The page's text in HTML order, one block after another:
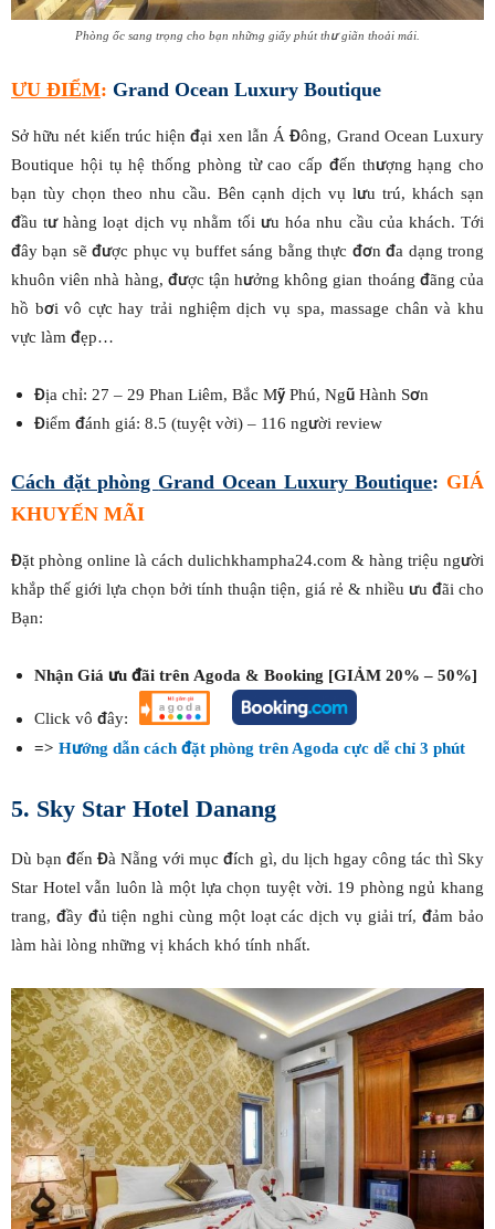
Phòng ốc sang trọng cho bạn những giấy phút thư giãn thoải mái.
ƯU ĐIỂM: Grand Ocean Luxury Boutique
Sở hữu nét kiến trúc hiện đại xen lẫn Á Đông, Grand Ocean Luxury
Boutique hội tụ hệ thống phòng từ cao cấp đến thượng hạng cho
bạn tùy chọn theo nhu cầu. Bên cạnh dịch vụ lưu trú, khách sạn
đầu tư hàng loạt dịch vụ nhằm tối ưu hóa nhu cầu của khách. Tới
đây bạn sẽ được phục vụ buffet sáng bằng thực đơn đa dạng trong
khuôn viên nhà hàng, được tận hưởng không gian thoáng đãng của
hồ bơi vô cực hay trải nghiệm dịch vụ spa, massage chân và khu
vực làm đẹp…
Địa chỉ: 27 – 29 Phan Liêm, Bắc Mỹ Phú, Ngũ Hành Sơn
Điểm đánh giá: 8.5 (tuyệt vời) – 116 người review
Cách đặt phòng Grand Ocean Luxury Boutique: GIÁ
KHUYẾN MÃI
Đặt phòng online là cách dulichkhampha24.com & hàng triệu người
khắp thế giới lựa chọn bởi tính thuận tiện, giá rẻ & nhiều ưu đãi cho
Bạn:
Nhận Giá ưu đãi trên Agoda & Booking [GIẢM 20% – 50%]
Click vô đây:
=> Hướng dẫn cách đặt phòng trên Agoda cực dễ chỉ 3 phút
5. Sky Star Hotel Danang
Dù bạn đến Đà Nẵng với mục đích gì, du lịch hgay công tác thì Sky
Star Hotel vẫn luôn là một lựa chọn tuyệt vời. 19 phòng ngủ khang
trang, đầy đủ tiện nghi cùng một loạt các dịch vụ giải trí, đảm bảo
làm hài lòng những vị khách khó tính nhất.